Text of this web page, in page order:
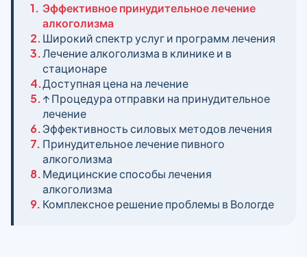
1. Эффективное принудительное лечение
алкоголизма
2.Широкий спектр услуг и программ лечения
3.Лечение алкоголизма в клинике и в
стационаре
4.Доступная цена на лечение
5.↑ Процедура отправки на принудительное
лечение
6.Эффективность силовых методов лечения
7. Принудительное лечение пивного
алкоголизма
8.Медицинские способы лечения
алкоголизма
9. Комплексное решение проблемы в Вологде